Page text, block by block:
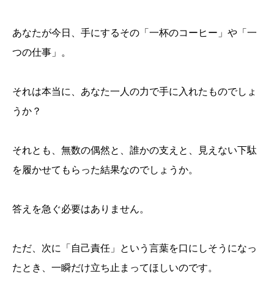
あなたが今日、手にするその「一杯のコーヒー」や「一
つの仕事」。
それは本当に、あなた一人の力で手に入れたものでしょ
うか？
それとも、無数の偶然と、誰かの支えと、見えない下駄
を履かせてもらった結果なのでしょうか。
答えを急ぐ必要はありません。
ただ、次に「自己責任」という言葉を口にしそうになっ
たとき、一瞬だけ立ち止まってほしいのです。